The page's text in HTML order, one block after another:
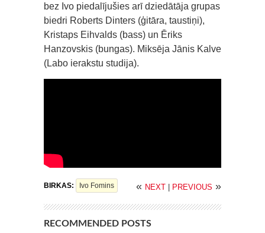
bez Ivo piedalījušies arī dziedātāja grupas
biedri Roberts Dinters (ģitāra, taustiņi),
Kristaps Eihvalds (bass) un Ēriks
Hanzovskis (bungas). Miksēja Jānis Kalve
(Labo ierakstu studija).
BIRKAS: Ivo Fomins « NEXT PREVIOUS »
RECOMMENDED POSTS